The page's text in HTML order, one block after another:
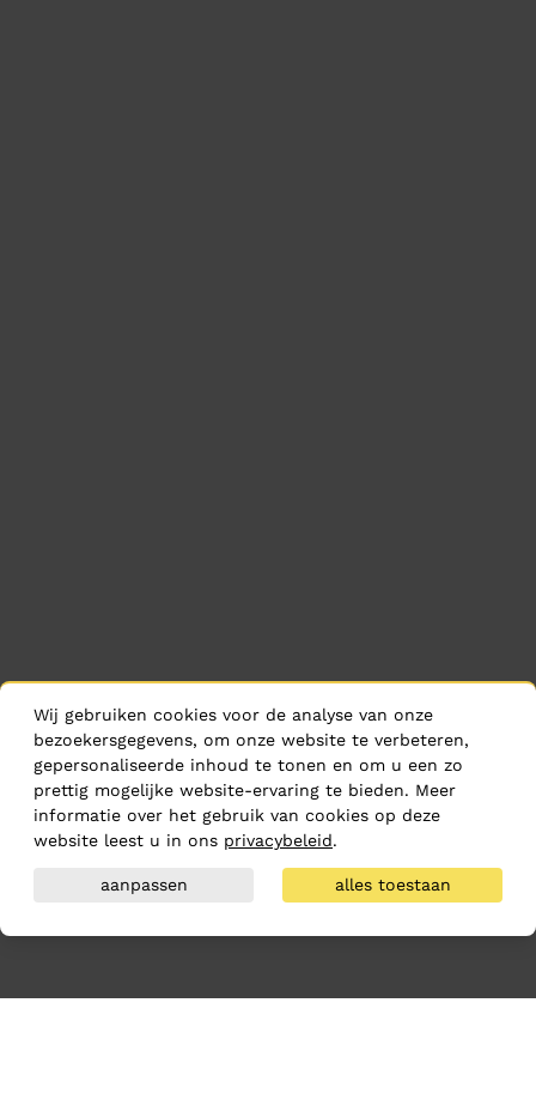
Wij gebruiken cookies voor de analyse van onze
bezoekersgegevens, om onze website te verbeteren,
gepersonaliseerde inhoud te tonen en om u een zo
prettig mogelijke website-ervaring te bieden. Meer
informatie over het gebruik van cookies op deze
website leest u in ons privacybeleid.
aanpassen alles toestaan